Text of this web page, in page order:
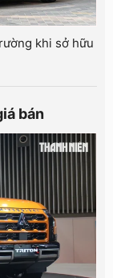
khi sở hữu
bán